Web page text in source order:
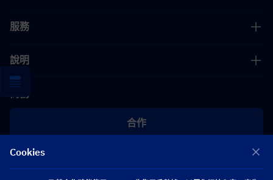
服務
說明
商務
合作
[email protected]
[email protected]
Cookies